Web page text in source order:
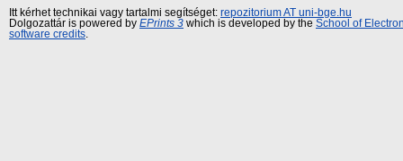
Itt kérhet technikai vagy tartalmi segítséget: repozitorium AT uni-bge.hu
Dolgozattár is powered by EPrints 3 which is developed by the School of
software credits